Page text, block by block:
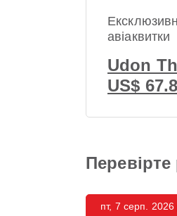
авіаквитки
Udon
US$
пт, 7 серп. 2026